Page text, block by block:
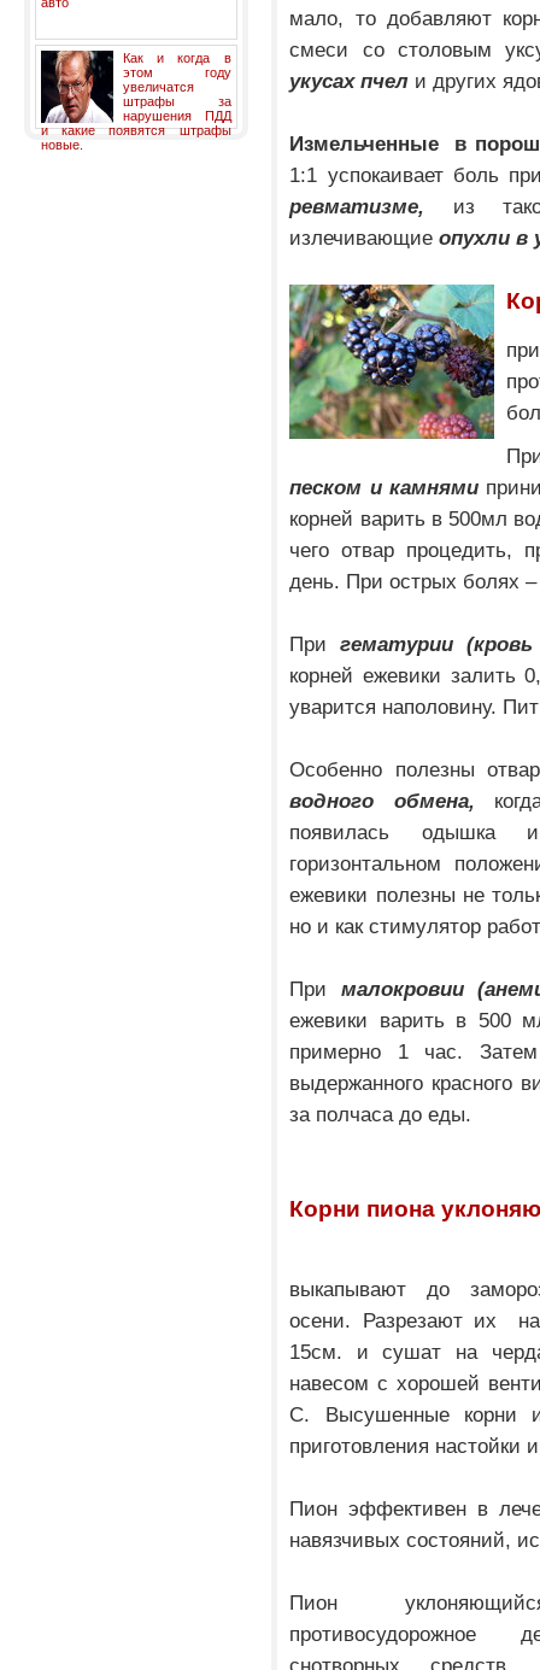
Как и когда в
этом году
увеличатся
штрафы за
нарушения ПДД
и какие появятся штрафы
новые.
мало, то добавляют
смеси со столовым
укусах пчел и других
Измельченные в
1:1 успокаивает боль
ревматизме, из
излечивающиеопухли в
песком и камнями
корней варить в 500мл
чего отвар процедить,
день. При острых болях
При гематурии
корней ежевики залить
уварится наполовину.
Особенно полезны
водного обмена,
появилась одышка
горизонтальном
ежевики полезны не
но и как стимулятор
При малокровии
ежевики варить в 500
примерно 1 час.
выдержанного красного
за полчаса до еды.
Корни пиона
выкапывают до
осени. Разрезают их
15см. и сушат на
навесом с хорошей
С. Высушенные корни
приготовления настойки
Пион эффективен в
навязчивых состояний,
Пион
противосудорожное
снотворных средств,